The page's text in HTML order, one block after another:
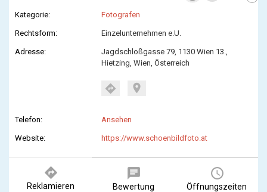
Kategorie: Fotografen
Rechtsform: Einzelunternehmen e.U.
Adresse:
Jagdschloßgasse 79, 1130 Wien 13.,
Hietzing, Wien, Österreich
directions location_on
Telefon: Ansehen
Website: https://www.schoenbildfoto.at
directions
Reklamieren
chat
Bewertung
query_builder
Öffnungszeiten